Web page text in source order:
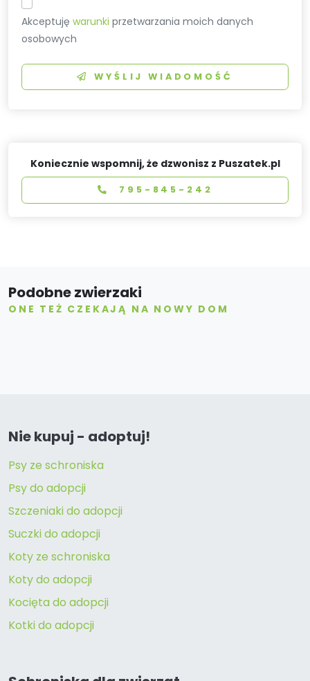
Akceptujęwarunki przetwarzania moich danych
osobowych
WYŚLIJ WIADOMOŚĆ
Koniecznie wspomnij, że dzwonisz z Puszatek.pl
795-845-242
Podobne zwierzaki
ONE TEŻ CZEKAJĄ NA NOWY DOM
Nie kupuj - adoptuj!
Psy ze schroniska
Psy do adopcji
Szczeniaki do adopcji
Suczki do adopcji
Koty ze schroniska
Koty do adopcji
Kocięta do adopcji
Kotki do adopcji